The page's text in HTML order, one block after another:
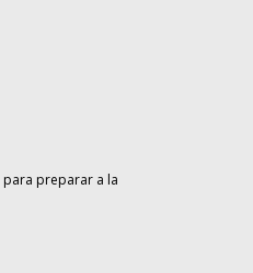
para preparar a la